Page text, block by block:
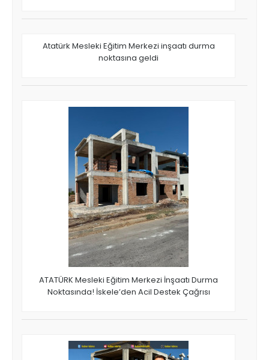
Atatürk Mesleki Eğitim Merkezi inşaatı durma
noktasına geldi
ATATÜRK Mesleki Eğitim Merkezi İnşaatı Durma
Noktasında! İskele’den Acil Destek Çağrısı